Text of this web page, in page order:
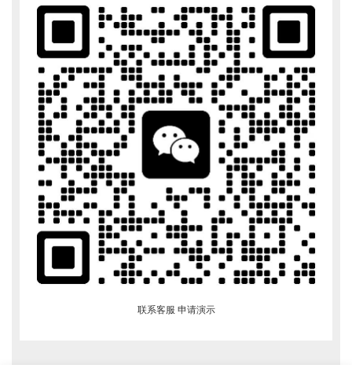
联系客服 申请演示